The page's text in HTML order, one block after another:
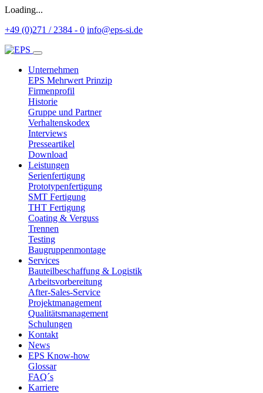
Loading...
+49 (0)271 / 2384 - 0 info@eps-si.de
Unternehmen
EPS Mehrwert Prinzip
Firmenprofil
Historie
Gruppe und Partner
Verhaltenskodex
Interviews
Presseartikel
Download
Leistungen
Serienfertigung
Prototypenfertigung
SMT Fertigung
THT Fertigung
Coating & Verguss
Trennen
Testing
Baugruppenmontage
Services
Bauteilbeschaffung & Logistik
Arbeitsvorbereitung
After-Sales-Service
Projektmanagement
Qualitätsmanagement
Schulungen
Kontakt
News
EPS Know-how
Glossar
FAQ´s
Karriere